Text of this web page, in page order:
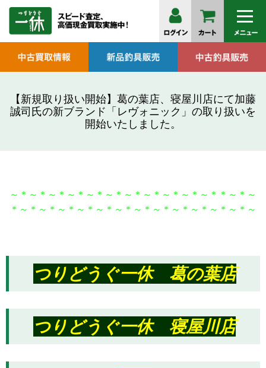
【新規取り扱い開始】葛の葉店、寝屋川店にて加藤
誠司氏の新ブランド「レヴォニック」の取り扱いを
開始いたしました。
～＊～＊～＊～＊～＊～＊～＊～＊～＊～＊～＊＊～＊～
＊～＊～＊～＊～＊～＊～＊～＊～＊～＊～＊～＊～＊～
つりどうぐ一休 葛の葉店
つりどうぐ一休 寝屋川店